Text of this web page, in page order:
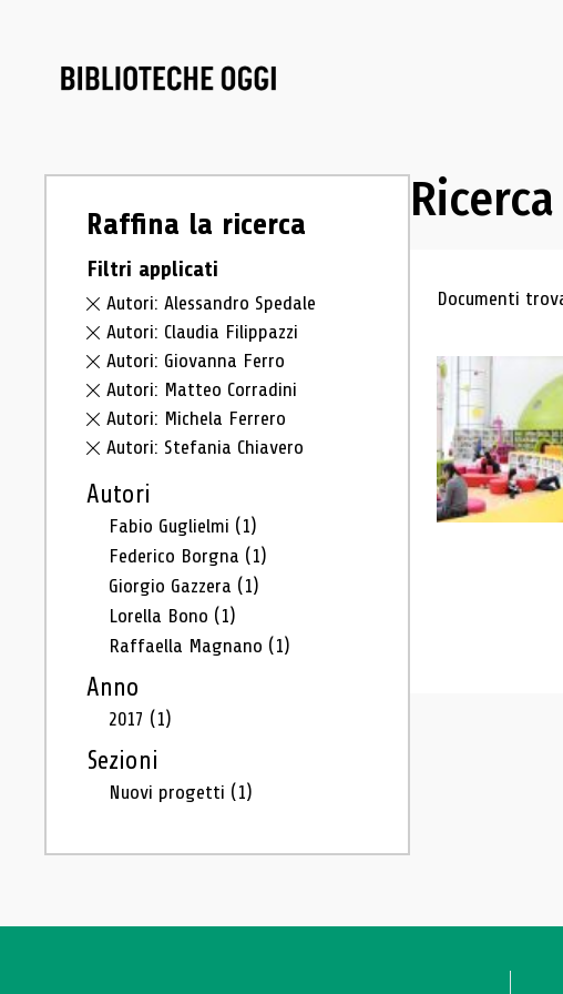
Raffina la ricerca
Filtri applicati
Autori: Alessandro Spedale
Autori: Claudia Filippazzi
Autori: Giovanna Ferro
Autori: Matteo Corradini
Autori: Michela Ferrero
Autori: Stefania Chiavero
Autori
Fabio Guglielmi (1)
Federico Borgna (1)
Giorgio Gazzera (1)
Lorella Bono (1)
Raffaella Magnano (1)
Anno
2017 (1)
Sezioni
Nuovi progetti (1)
Ricerca
Documenti